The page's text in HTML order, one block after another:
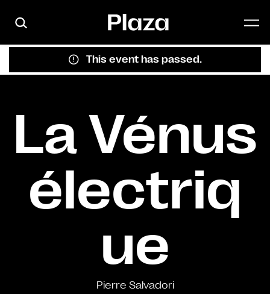
This event has passed.
La Vénus
électriq
ue
Pierre Salvadori